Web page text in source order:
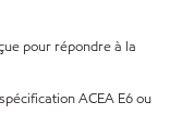
pour répondre à la
ACEA E6 ou